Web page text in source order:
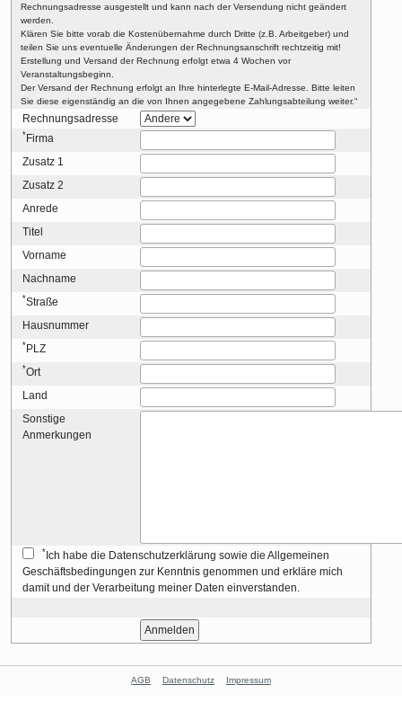
Rechnungsadresse ausgestellt und kann nach der Versendung nicht geändert
werden.
Klären Sie bitte vorab die Kostenübernahme durch Dritte (z.B. Arbeitgeber) und
teilen Sie uns eventuelle Änderungen der Rechnungsanschrift rechtzeitig mit!
Erstellung und Versand der Rechnung erfolgt etwa 4 Wochen vor
Veranstaltungsbeginn.
Der Versand der Rechnung erfolgt an Ihre hinterlegte E-Mail-Adresse. Bitte leiten
Sie diese eigenständig an die von Ihnen angegebene Zahlungsabteilung weiter.“
Rechnungsadresse
* Firma
Zusatz 1
Zusatz 2
Anrede
Titel
Vorname
Nachname
*Straße
Hausnummer
* PLZ
*Ort
Land
Sonstige
Anmerkungen
* Ich habe die Datenschutzerklärung sowie die Allgemeinen
Geschäftsbedingungen zur Kenntnis genommen und erkläre mich
damit und der Verarbeitung meiner Daten einverstanden.
AGB Datenschutz Impressum